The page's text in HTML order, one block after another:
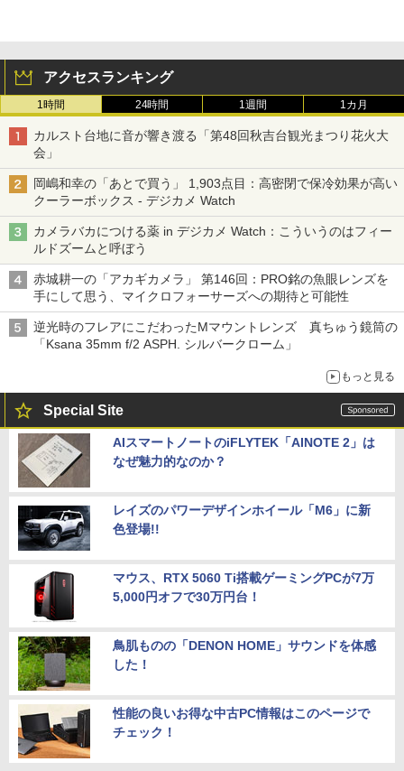
アクセスランキング
1時間 24時間 1週間 1カ月
カルスト台地に音が響き渡る「第48回秋吉台観光まつり花火大
会」
岡嶋和幸の「あとで買う」 1,903点目：高密閉で保冷効果が高い
クーラーボックス - デジカメ Watch
カメラバカにつける薬 in デジカメ Watch：こういうのはフィー
ルドズームと呼ぼう
赤城耕一の「アカギカメラ」 第146回：PRO銘の魚眼レンズを
手にして思う、マイクロフォーサーズへの期待と可能性
逆光時のフレアにこだわったMマウントレンズ 真ちゅう鏡筒の
「Ksana 35mm f/2 ASPH. シルバークローム」
もっと見る
Special Site
AIスマートノートのiFLYTEK「AINOTE 2」は
なぜ魅力的なのか？
レイズのパワーデザインホイール「M6」に新
色登場!!
マウス、RTX 5060 Ti搭載ゲーミングPCが7万
5,000円オフで30万円台！
鳥肌ものの「DENON HOME」サウンドを体感
した！
性能の良いお得な中古PC情報はこのページで
チェック！